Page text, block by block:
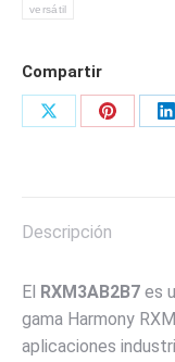
versátil
Compartir
Share
Share
Descripción
El RXM3AB2B7 es
gama Harmony
aplicaciones